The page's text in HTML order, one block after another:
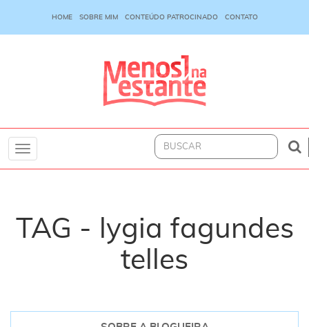
HOME SOBRE MIM CONTEÚDO PATROCINADO CONTATO
Toggle
TAG - lygia fagundes
telles